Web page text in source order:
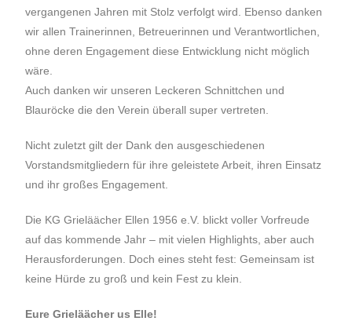
vergangenen Jahren mit Stolz verfolgt wird. Ebenso danken
wir allen Trainerinnen, Betreuerinnen und Verantwortlichen,
ohne deren Engagement diese Entwicklung nicht möglich
wäre.
Auch danken wir unseren Leckeren Schnittchen und
Blauröcke die den Verein überall super vertreten.
Nicht zuletzt gilt der Dank den ausgeschiedenen
Vorstandsmitgliedern für ihre geleistete Arbeit, ihren Einsatz
und ihr großes Engagement.
Die KG Grieläächer Ellen 1956 e.V. blickt voller Vorfreude
auf das kommende Jahr – mit vielen Highlights, aber auch
Herausforderungen. Doch eines steht fest: Gemeinsam ist
keine Hürde zu groß und kein Fest zu klein.
Eure Grieläächer us Elle!